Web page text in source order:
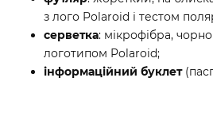
з лого Polaroid і тестом
серветка: мікрофібра,
логотипом Polaroid;
інформаційний буклет